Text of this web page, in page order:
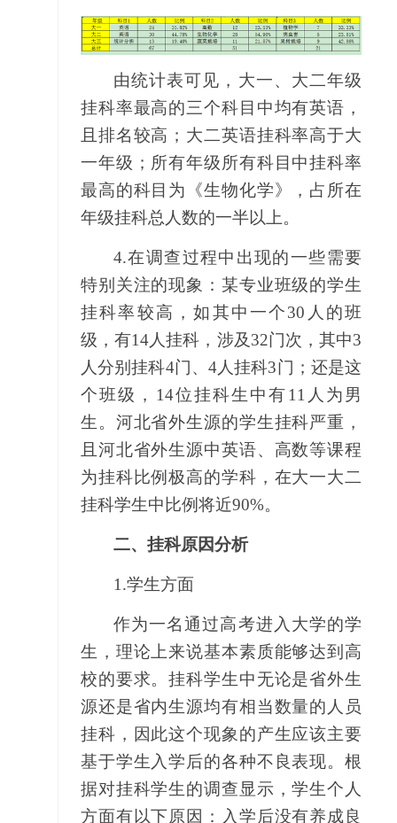
由统计表可见，大一、大二年级
挂科率最高的三个科目中均有英语，
且排名较高；大二英语挂科率高于大
一年级；所有年级所有科目中挂科率
最高的科目为《生物化学》，占所在
年级挂科总人数的一半以上。
4.在调查过程中出现的一些需要
特别关注的现象：某专业班级的学生
挂科率较高，如其中一个30人的班
级，有14人挂科，涉及32门次，其中3
人分别挂科4门、4人挂科3门；还是这
个班级，14位挂科生中有11人为男
生。河北省外生源的学生挂科严重，
且河北省外生源中英语、高数等课程
为挂科比例极高的学科，在大一大二
挂科学生中比例将近90%。
二、挂科原因分析
1.学生方面
作为一名通过高考进入大学的学
生，理论上来说基本素质能够达到高
校的要求。挂科学生中无论是省外生
源还是省内生源均有相当数量的人员
挂科，因此这个现象的产生应该主要
基于学生入学后的各种不良表现。根
据对挂科学生的调查显示，学生个人
方面有以下原因：入学后没有养成良